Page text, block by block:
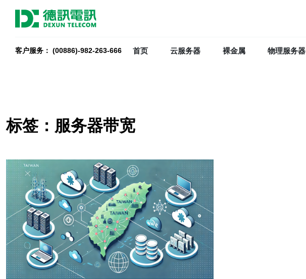
客户服务： (00886)-982-263-666 首页 云服务器 裸金属 物理服务器
标签：服务器带宽